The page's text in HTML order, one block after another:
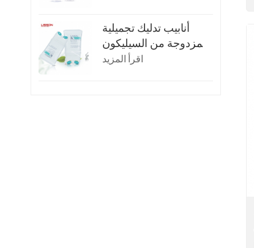
أنابيب تدليك تجميلية
مزدوجة من السيليكون
سعة 150 ملاقرأ المزيد